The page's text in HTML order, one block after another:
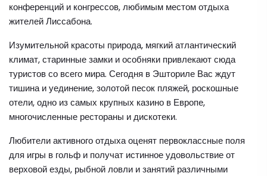
конференций и конгрессов, любимым местом отдыха
жителей Лиссабона.
Изумительной красоты природа, мягкий атлантический
климат, старинные замки и особняки привлекают сюда
туристов со всего мира. Сегодня в Эшториле Вас ждут
тишина и уединение, золотой песок пляжей, роскошные
отели, одно из самых крупных казино в Европе,
многочисленные рестораны и дискотеки.
Любители активного отдыха оценят первоклассные поля
для игры в гольф и получат истинное удовольствие от
верховой езды, рыбной ловли и занятий различными